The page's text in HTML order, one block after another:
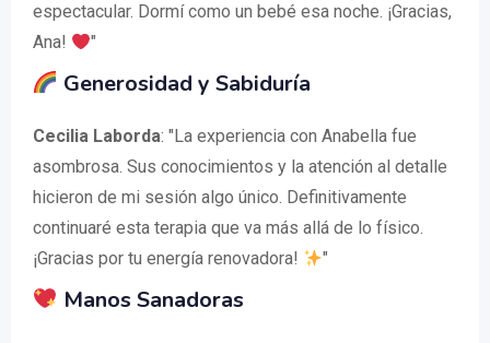
espectacular. Dormí como un bebé esa noche. ¡Gracias,
Ana!
"
Generosidad y Sabiduría
Cecilia Laborda: "La experiencia con Anabella fue
asombrosa. Sus conocimientos y la atención al detalle
hicieron de mi sesión algo único. Definitivamente
continuaré esta terapia que va más allá de lo físico.
¡Gracias por tu energía renovadora!
"
Manos Sanadoras